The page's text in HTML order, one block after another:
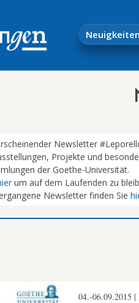
Neuigkeiten
Newsletter
Projekte und
der Goethe-Universität.
um auf dem Laufenden zu
Newsletter finden Sie
04.-06.09.2015 |